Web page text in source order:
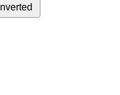
Inverted